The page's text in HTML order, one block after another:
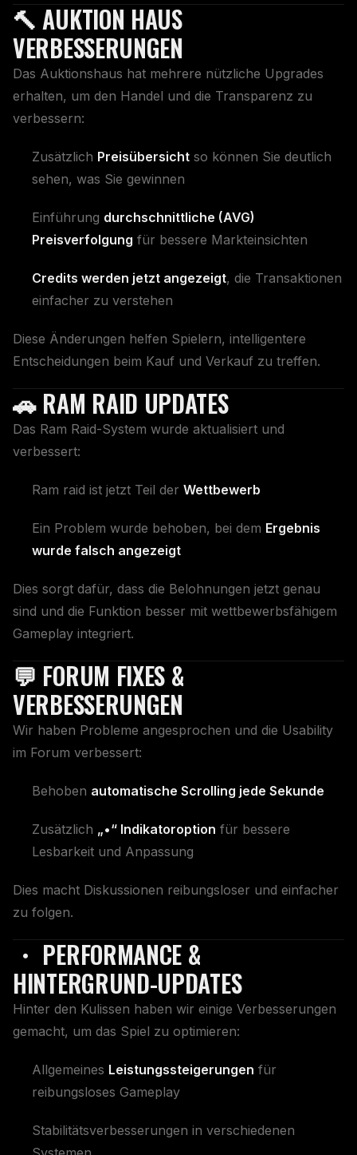
🔨 AUKTION HAUS
VERBESSERUNGEN
Das Auktionshaus hat mehrere nützliche Upgrades
erhalten, um den Handel und die Transparenz zu
verbessern:
Zusätzlich Preisübersicht so können Sie deutlich
sehen, was Sie gewinnen
Einführung durchschnittliche (AVG)
Preisverfolgung für bessere Markteinsichten
Credits werden jetzt angezeigt, die Transaktionen
einfacher zu verstehen
Diese Änderungen helfen Spielern, intelligentere
Entscheidungen beim Kauf und Verkauf zu treffen.
🚗 RAM RAID UPDATES
Das Ram Raid-System wurde aktualisiert und
verbessert:
Ram raid ist jetzt Teil der Wettbewerb
Ein Problem wurde behoben, bei dem Ergebnis
wurde falsch angezeigt
Dies sorgt dafür, dass die Belohnungen jetzt genau
sind und die Funktion besser mit wettbewerbsfähigem
Gameplay integriert.
💬 FORUM FIXES &
VERBESSERUNGEN
Wir haben Probleme angesprochen und die Usability
im Forum verbessert:
Behoben automatische Scrolling jede Sekunde
Zusätzlich „•“ Indikatoroption für bessere
Lesbarkeit und Anpassung
Dies macht Diskussionen reibungsloser und einfacher
zu folgen.
・ PERFORMANCE &
HINTERGRUND-UPDATES
Hinter den Kulissen haben wir einige Verbesserungen
gemacht, um das Spiel zu optimieren:
Allgemeines Leistungssteigerungen für
reibungsloses Gameplay
Stabilitätsverbesserungen in verschiedenen